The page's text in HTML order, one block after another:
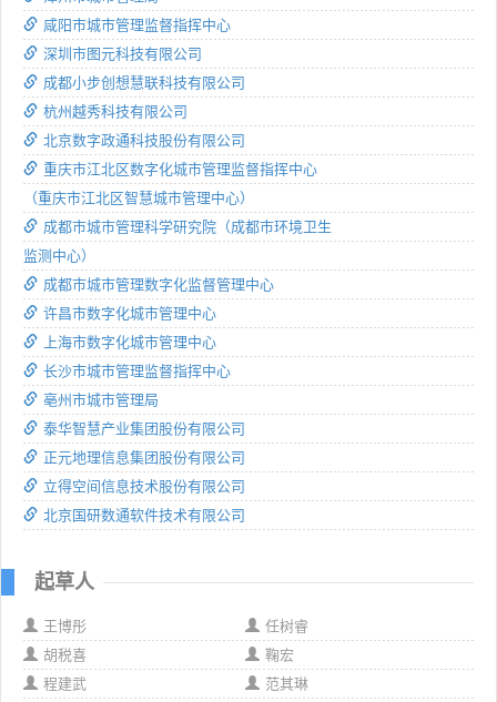
咸阳市城市管理监督指挥中心
深圳市图元科技有限公司
成都小步创想慧联科技有限公司
杭州越秀科技有限公司
北京数字政通科技股份有限公司
重庆市江北区数字化城市管理监督指挥中心
（重庆市江北区智慧城市管理中心）
成都市城市管理科学研究院（成都市环境卫生
监测中心）
成都市城市管理数字化监督管理中心
许昌市数字化城市管理中心
上海市数字化城市管理中心
长沙市城市管理监督指挥中心
亳州市城市管理局
泰华智慧产业集团股份有限公司
正元地理信息集团股份有限公司
立得空间信息技术股份有限公司
北京国研数通软件技术有限公司
起草人
王博彤
任树睿
胡税喜
鞠宏
程建武
范其琳